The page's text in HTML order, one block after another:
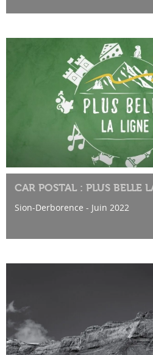
CAR POSTAL : PLUS BELLE
Sion-Derborence - Juin 2022
dessous.